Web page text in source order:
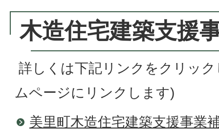
木造住宅建築支援
詳しくは下記リンクをクリッ
ムページにリンクします)
美里町木造住宅建築支援事業